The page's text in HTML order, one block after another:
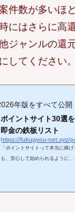
件数が多いほ
にはさらに高
ジャンルの還
してください。
年版をすべて公開
ポイントサイト30選
即金の鉄板リスト
https://fukugyou-net.xyz/
「ポイントサイトって本当に稼
も、安心して始められるように